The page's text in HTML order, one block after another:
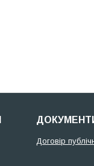
Договір